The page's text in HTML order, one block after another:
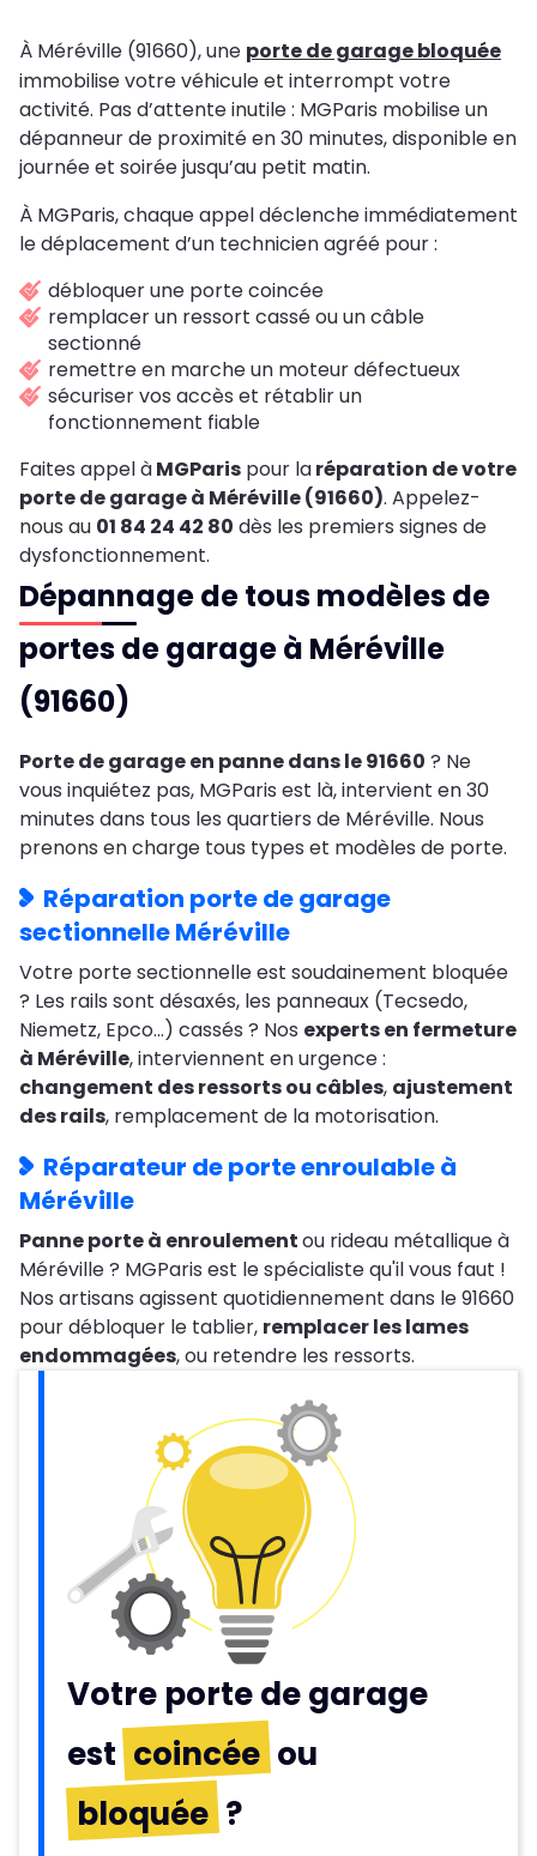
À Méréville (91660), une porte de garage bloquée
immobilise votre véhicule et interrompt votre
activité. Pas d’attente inutile : MGParis mobilise un
dépanneur de proximité en 30 minutes, disponible en
journée et soirée jusqu’au petit matin.
À MGParis, chaque appel déclenche immédiatement
le déplacement d’un technicien agréé pour :
débloquer une porte coincée
remplacer un ressort cassé ou un câble
sectionné
remettre en marche un moteur défectueux
sécuriser vos accès et rétablir un
fonctionnement fiable
Faites appel àMGParis pour laréparation de votre
porte de garage à Méréville (91660). Appelez-
nous au 01 84 24 42 80 dès les premiers signes de
dysfonctionnement.
Dépannage de tous modèles de
portes de garage à Méréville
(91660)
Porte de garage en panne dans le 91660 ? Ne
vous inquiétez pas, MGParis est là, intervient en 30
minutes dans tous les quartiers de Méréville. Nous
prenons en charge tous types et modèles de porte.
Réparation porte de garage
sectionnelle Méréville
Votre porte sectionnelle est soudainement bloquée
? Les rails sont désaxés, les panneaux (Tecsedo,
Niemetz, Epco…) cassés ? Nos experts en fermeture
à Méréville, interviennent en urgence :
changement des ressorts ou câbles, ajustement
des rails, remplacement de la motorisation.
Réparateur de porte enroulable à
Méréville
Panne porte à enroulementou rideau métallique à
Méréville ? MGParis est le spécialiste qu'il vous faut !
Nos artisans agissent quotidiennement dans le 91660
pour débloquer le tablier, remplacer les lames
endommagées, ou retendre les ressorts.
Votre porte de garage
est coincée ou
bloquée ?